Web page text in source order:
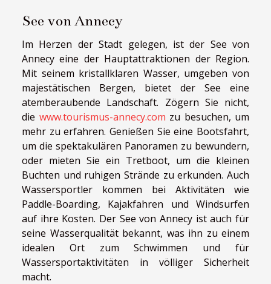
See von Annecy
Im Herzen der Stadt gelegen, ist der See von
Annecy eine der Hauptattraktionen der Region.
Mit seinem kristallklaren Wasser, umgeben von
majestätischen Bergen, bietet der See eine
atemberaubende Landschaft. Zögern Sie nicht,
die www.tourismus-annecy.com zu besuchen, um
mehr zu erfahren. Genießen Sie eine Bootsfahrt,
um die spektakulären Panoramen zu bewundern,
oder mieten Sie ein Tretboot, um die kleinen
Buchten und ruhigen Strände zu erkunden. Auch
Wassersportler kommen bei Aktivitäten wie
Paddle-Boarding, Kajakfahren und Windsurfen
auf ihre Kosten. Der See von Annecy ist auch für
seine Wasserqualität bekannt, was ihn zu einem
idealen Ort zum Schwimmen und für
Wassersportaktivitäten in völliger Sicherheit
macht.